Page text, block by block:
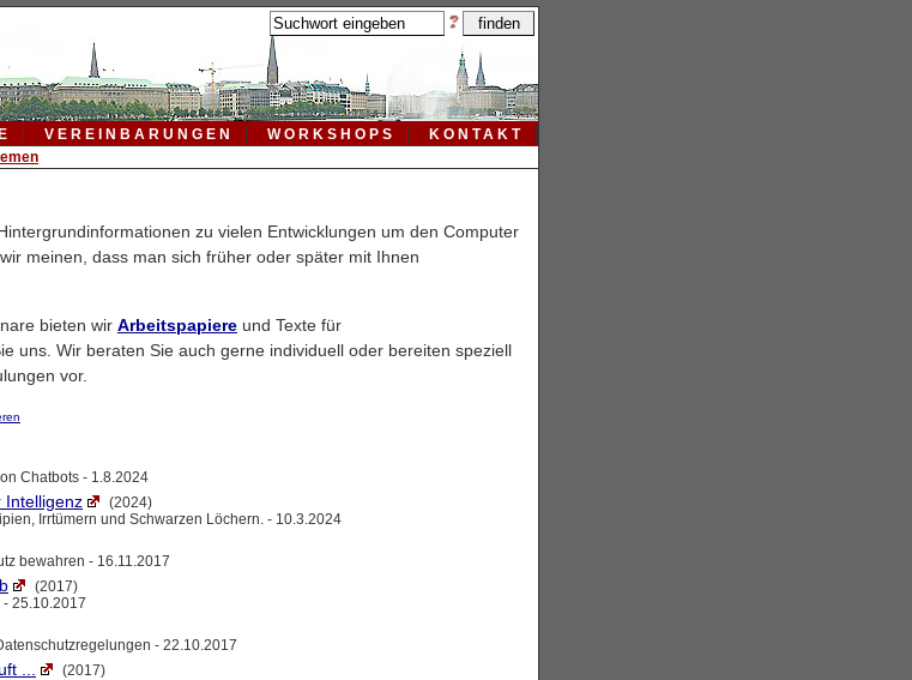
VEREINBARUNGEN WORKSHOPS
KONTAKT
zu vielen Entwicklungen um den Computer
meinen, dass man sich früher oder später mit Ihnen
bieten wir Arbeitspapiere und Texte für
uns. Wir beraten Sie auch gerne individuell oder bereiten speziell
vor.
Chatbots - 1.8.2024
Intelligenz
(2024)
Irrtümern und Schwarzen Löchern. - 10.3.2024
bewahren - 16.11.2017
(2017)
25.10.2017
- 22.10.2017
...
(2017)